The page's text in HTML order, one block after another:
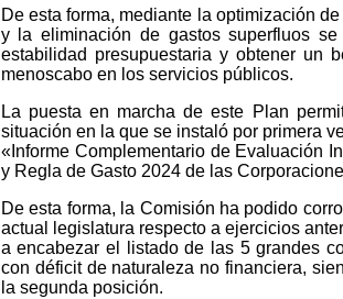
De esta forma, mediante la optimización
y la eliminación de gastos superfluos
estabilidad presupuestaria y obtener un
menoscabo en los servicios públicos.
La puesta en marcha de este Plan
situación en la que se instaló por primera
«Informe Complementario de Evaluación
y Regla de Gasto 2024 de las
De esta forma, la Comisión ha podido
actual legislatura respecto a ejercicios
a encabezar el listado de las 5 grandes
con déficit de naturaleza no financiera,
la segunda posición.